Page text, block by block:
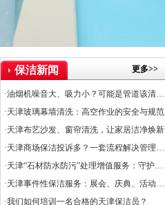
保洁新闻 更多>>
·油烟机噪音大、吸力小？可能是管道该清洗了
·天津玻璃幕墙清洗：高空作业的安全与规范
·天津布艺沙发、窗帘清洗，让家居洁净焕新
·天津商场保洁投诉多？一套流程解决管理难题
·天津“石材防水防污”处理增值服务：守护石材之美，提升空间价值
·天津事件性保洁服务：展会、庆典、活动的专业保障
·我们如何培训一名合格的天津保洁员？